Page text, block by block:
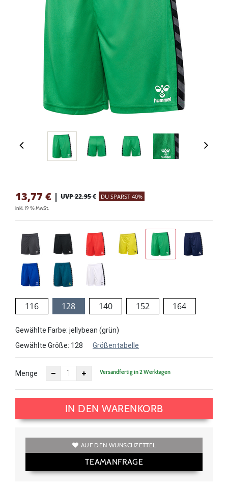
13,77 € | UVP 22,95 € DU SPARST 40%
inkl. 19 % MwSt.
116 128 140 152 164
Gewählte Farbe: jellybean (grün)
Gewählte Größe: 128 Größentabelle
Menge Versandfertig in 2 Werktagen
IN DEN WARENKORB
AUF DEN WUNSCHZETTEL
TEAMANFRAGE